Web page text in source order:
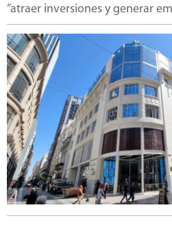
“atraer inversiones y generar